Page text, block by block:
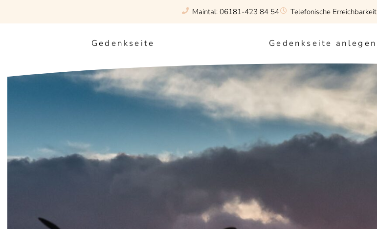
Maintal: 06181-423 84 54 Telefonische Erreichbarkeit
Gedenkseite Gedenkseite anlegen